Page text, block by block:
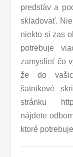
predstáv a
skladovať.
niekto si zas
potrebuje
zamyslieť čo
že do
šatníkové
stránku
nájdete
ktoré